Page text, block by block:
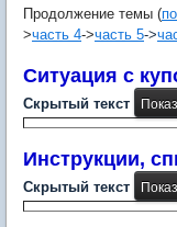
Продолжение темы (
>часть 4->часть 5->
Ситуация с
Скрытый текст
Инструкции,
Скрытый текст